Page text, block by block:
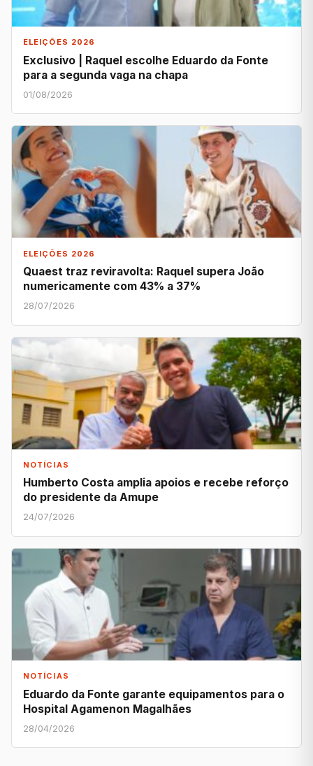
ELEIÇÕES 2026
Exclusivo | Raquel escolhe Eduardo da Fonte
para a segunda vaga na chapa
01/08/2026
ELEIÇÕES 2026
Quaest traz reviravolta: Raquel supera João
numericamente com 43% a 37%
28/07/2026
NOTÍCIAS
Humberto Costa amplia apoios e recebe reforço
do presidente da Amupe
24/07/2026
NOTÍCIAS
Eduardo da Fonte garante equipamentos para o
Hospital Agamenon Magalhães
28/04/2026